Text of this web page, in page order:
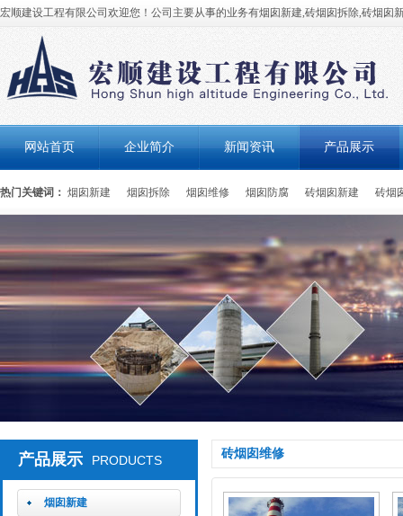
宏顺建设工程有限公司欢迎您！公司主要从事的业务有烟囱新建,砖烟囱拆除,砖烟囱
网站首页 企业简介 新闻资讯 产品展示
热门关键词： 烟囱新建 烟囱拆除 烟囱维修 烟囱防腐 砖烟囱新建 砖烟
产品展示 PRODUCTS
烟囱新建
砖烟囱维修